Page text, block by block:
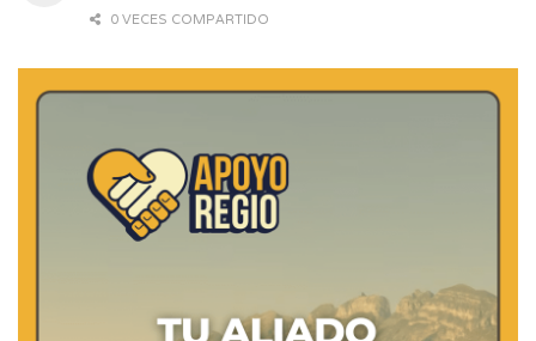
0 VECES COMPARTIDO